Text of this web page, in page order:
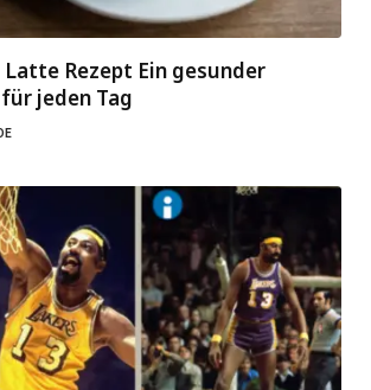
Rezept Ein gesunder
jeden Tag